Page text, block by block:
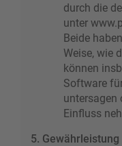
durch die
unter
Beide
Weise, wie
können
Software
untersagen
Einfluss
5. Gewährleistung